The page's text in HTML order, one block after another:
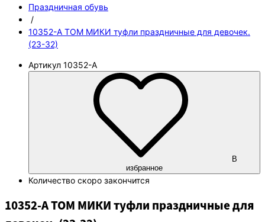
Праздничная обувь
/
10352-A ТОМ МИКИ туфли праздничные для девочек.
(23-32)
Артикул 10352-A
В
избранное
Количество скоро закончится
10352-A ТОМ МИКИ туфли праздничные для